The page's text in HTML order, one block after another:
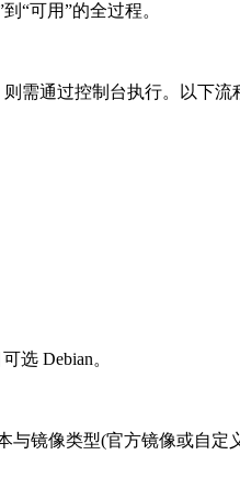
“可用”的全过程。
通过控制台执行。以下流
选 Debian。
像类型(官方镜像或自定